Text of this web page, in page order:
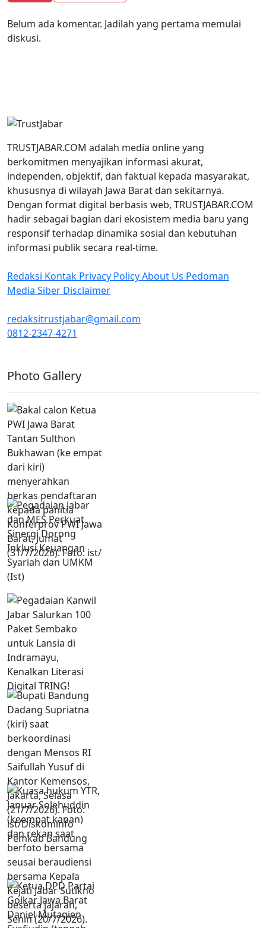
Belum ada komentar. Jadilah yang pertama memulai
diskusi.
TRUSTJABAR.COM adalah media online yang
berkomitmen menyajikan informasi akurat,
independen, objektif, dan faktual kepada masyarakat,
khususnya di wilayah Jawa Barat dan sekitarnya.
Dengan format digital berbasis web, TRUSTJABAR.COM
hadir sebagai bagian dari ekosistem media baru yang
responsif terhadap dinamika sosial dan kebutuhan
informasi publik secara real-time.
Redaksi Kontak Privacy PolicyAbout Us Pedoman
Media Siber Disclaimer
redaksitrustjabar@gmail.com
0812-2347-4271
Photo Gallery